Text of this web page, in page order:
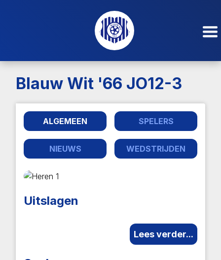
Blauw Wit '66 JO12-3
ALGEMEEN SPELERS
NIEUWS WEDSTRIJDEN
Uitslagen
Lees verder...